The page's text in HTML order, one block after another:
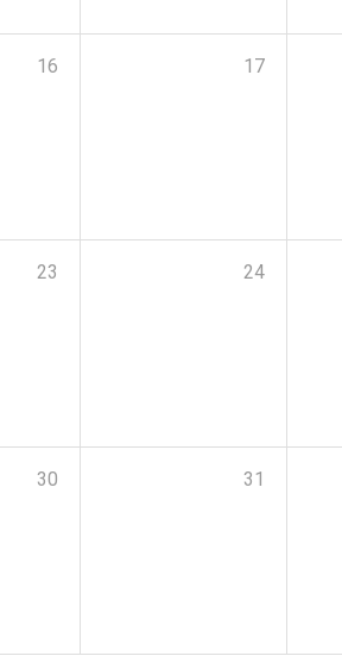
16 17
23 24
30 31